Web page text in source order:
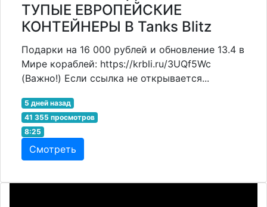
ТУПЫЕ ЕВРОПЕЙСКИЕ
КОНТЕЙНЕРЫ В Tanks Blitz
Подарки на 16 000 рублей и обновление 13.4 в
Мире кораблей: https://krbli.ru/3UQf5Wc
(Важно!) Если ссылка не открывается...
5 дней назад
41 355 просмотров
8:25
Смотреть